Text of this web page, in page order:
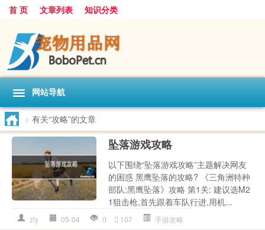
首 页 文章列表 知识分类
网站导航
> 有关“攻略”的文章
坠落游戏攻略
以下围绕“坠落游戏攻略”主题解决网友
的困惑 黑鹰坠落的攻略? 《三角洲特种
部队:黑鹰坠落》攻略 第1关: 建议选M2
1狙击枪,首先跟着车队行进,用机...
zly 05-04 0 107 手游攻略